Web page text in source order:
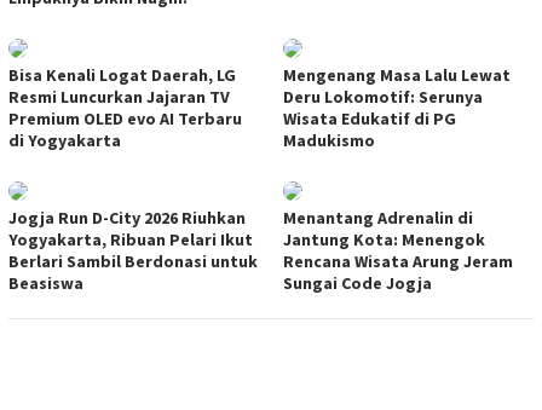
Bisa Kenali Logat Daerah, LG
Resmi Luncurkan Jajaran TV
Premium OLED evo AI Terbaru
di Yogyakarta
Mengenang Masa Lalu Lewat
Deru Lokomotif: Serunya
Wisata Edukatif di PG
Madukismo
Jogja Run D-City 2026 Riuhkan
Yogyakarta, Ribuan Pelari Ikut
Berlari Sambil Berdonasi untuk
Beasiswa
Menantang Adrenalin di
Jantung Kota: Menengok
Rencana Wisata Arung Jeram
Sungai Code Jogja